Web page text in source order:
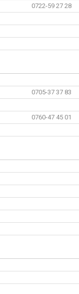
0722-59 27 28
0705-37 37 83
0760-47 45 01